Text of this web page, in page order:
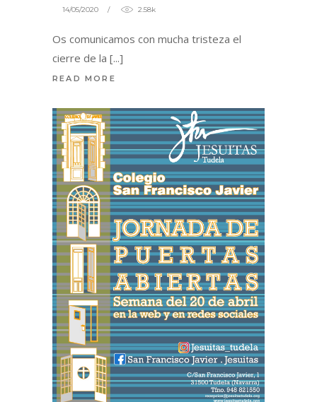
14/05/2020 2.58k
Os comunicamos con mucha tristeza el
cierre de la
READ MORE